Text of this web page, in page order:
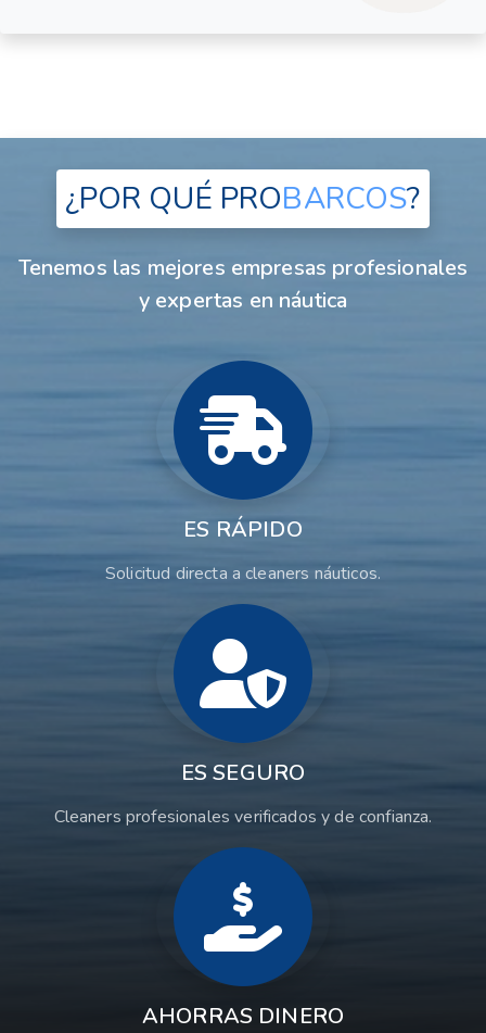
¿POR QUÉ PROBARCOS?
Tenemos las mejores empresas profesionales
y expertas en náutica
ES RÁPIDO
Solicitud directa a cleaners náuticos.
ES SEGURO
Cleaners profesionales verificados y de confianza.
AHORRAS DINERO